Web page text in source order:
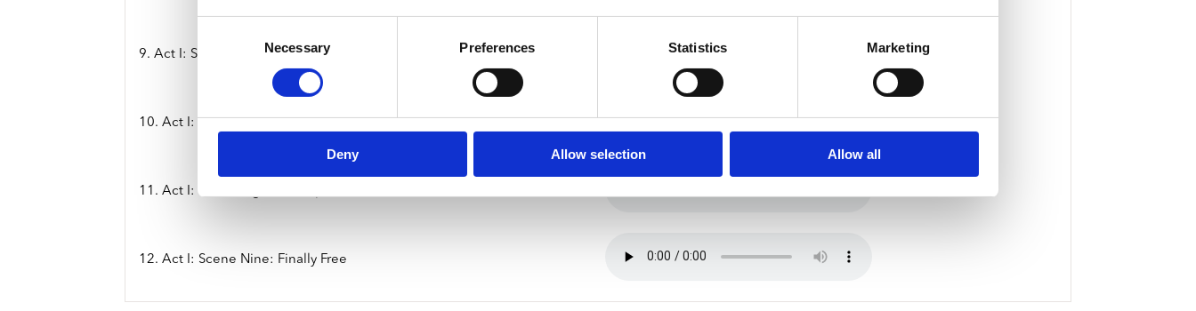
Selection
Necessary Preferences Statistics Marketing
Deny Allow selection Allow all
9. Act I: Scene Seven: I. The Dance Of Eternity
10. Act I: Scene Seven: Ii. One Last Time
11. Act I: Scene Eight: The Spirit Carries On
12. Act I: Scene Nine: Finally Free